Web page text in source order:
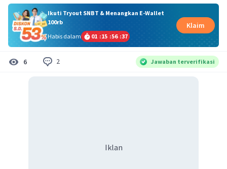
Ikuti Tryout SNBT & Menangkan E-Wallet
100rb
Habis dalam
01 :15 :56 :36
Klaim
6 2 Jawaban terverifikasi
Iklan